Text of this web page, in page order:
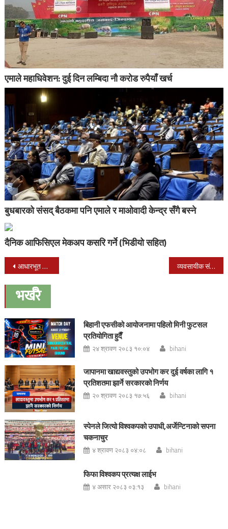
एमाले महाधिवेशन: दुई दिन लम्बिदा नौ करोड रुपैयाँ खर्च
बुधबारको संसद् बैठकमा पनि एमाले र माओवादी केन्द्र सँगै बस्ने
दैनिक आफिसिएल मेकअप कसरि गर्ने (भिडीयो सहित)
Post
navigation
आधारभूत स्वास्थ्य सेवालाई प्रभावकारी बनाउने प्रधानमन्त्री देउवाको भनाई व्यवसायीक संगठनमा राजनिति गरिनुहुँदैन भट्टराई ।
भर्खरै
बिहानी एफसीको आयोजनामा पहिलो मिनी फुटसल
प्रतियोगिता हुदैँ
२४ श्रावण २०८३ १०:०४ bihani
जापानमा खाद्यवस्तुको उपभोग कर दुई वर्षका लागि १
प्रतिशतमा झार्ने सरकारको निर्णय
२० श्रावण २०८३ १७:५६ bihani
स्पेनले जित्यो विश्वकपको उपाधी,अर्जेन्टिनाको सपना
चकनाचुर
४ श्रावण २०८३ ०४:०८ bihani
फिफा विश्वकप प्रत्यक्ष लाईभ
४ असार २०८३ ०३:१३ bihani